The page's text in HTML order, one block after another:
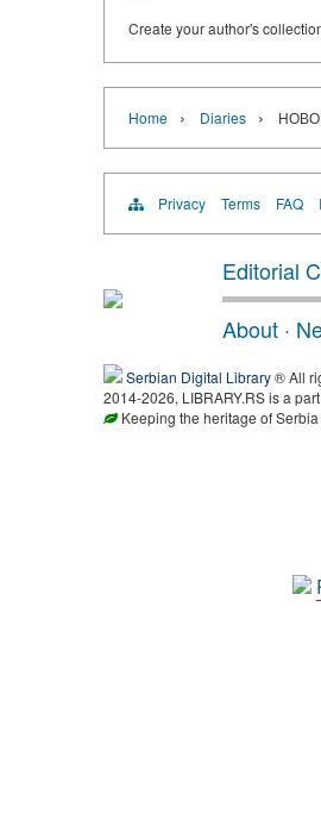
Create your author's
Home › Diaries ›
Privacy Terms FAQ
Editorial
About ·
Serbian Digital Library® All
2014-2026, LIBRARY.RS is a
Keeping the heritage of Serbia